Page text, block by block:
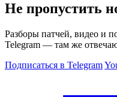
Не пропустить
Разборы патчей, видео и
Telegram — там же
Подписаться в Telegram